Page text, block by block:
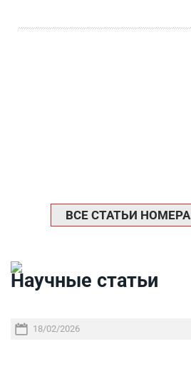
ВСЕ СТАТЬИ НОМЕРА
Научные статьи
18/02/2026